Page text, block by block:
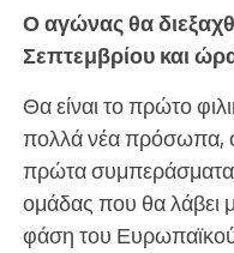
Ο αγώνας θα
Σεπτεμβρίου και
Θα είναι το πρώτο
πολλά νέα πρόσωπα,
πρώτα συμπεράσματα
ομάδας που θα λάβει
φάση του